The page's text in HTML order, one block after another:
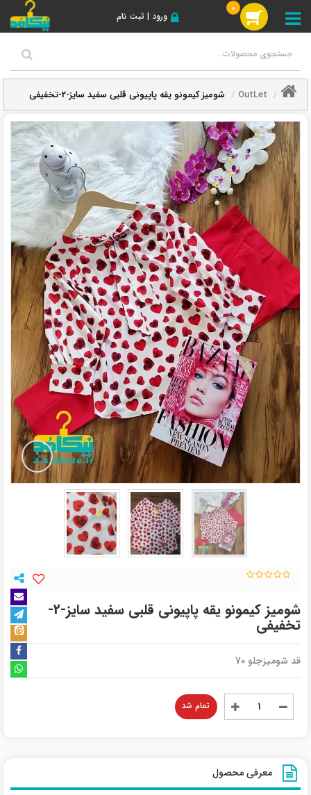
ورود | ثبت نام
0
OutLet شومیز کیمونو یقه پاپیونی قلبی سفید سایز-2-تخفیفی
شومیز کیمونو یقه پاپیونی قلبی سفید سایز-2-
تخفیفی
قد شومیزجلو 70
تمام شد
معرفی محصول